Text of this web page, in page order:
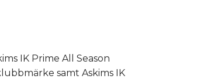
IK Prime All Season
samt Askims IK